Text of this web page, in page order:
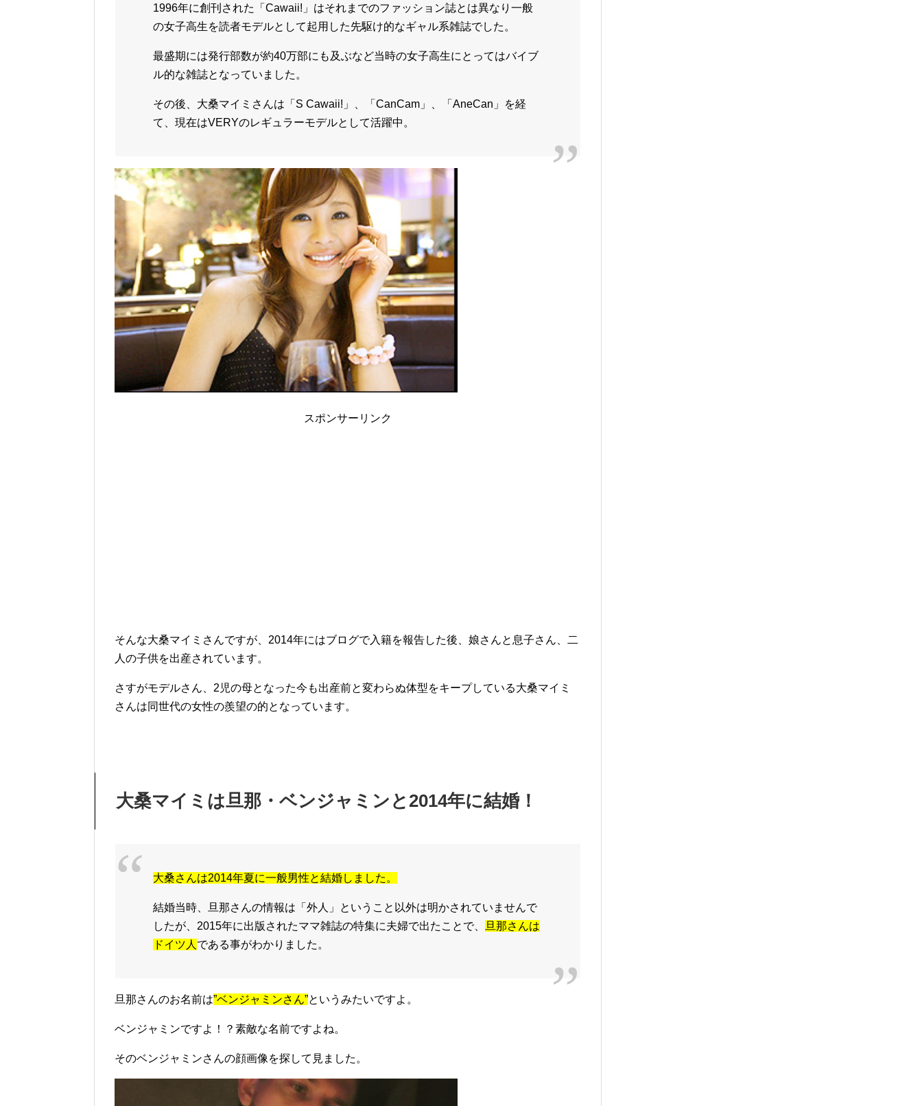
1996年に創刊された「Cawaii!」はそれまでのファッション誌とは異なり一般
の女子高生を読者モデルとして起用した先駆け的なギャル系雑誌でした。
最盛期には発行部数が約40万部にも及ぶなど当時の女子高生にとってはバイブ
ル的な雑誌となっていました。
その後、大桑マイミさんは「S Cawaii!」、「CanCam」、「AneCan」を経
て、現在はVERYのレギュラーモデルとして活躍中。
スポンサーリンク
そんな大桑マイミさんですが、2014年にはブログで入籍を報告した後、娘さんと息子さん、二
人の子供を出産されています。
さすがモデルさん、2児の母となった今も出産前と変わらぬ体型をキープしている大桑マイミ
さんは同世代の女性の羨望の的となっています。
大桑マイミは旦那・ベンジャミンと2014年に結婚！
大桑さんは2014年夏に一般男性と結婚しました。
結婚当時、旦那さんの情報は「 外人」
ということ以外は明かされていませんで
したが、2015年に出版されたママ雑誌の特集に夫婦で出たことで、
旦那さんは
ドイツ人 である事がわかりました。
旦那さんのお名前は”ベンジャミンさん”というみたいですよ。
ベンジャミンですよ！？素敵な名前ですよね。
そのベンジャミンさんの顔画像を探して見ました。